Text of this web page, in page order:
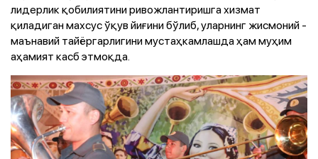
лидерлик қобилиятини ривожлантиришга хизмат
қиладиган махсус ўқув йиғини бўлиб, уларнинг жисмоний ­
маънавий тайёргарлигини мустаҳкамлашда ҳам муҳим
аҳамият касб этмоқда.